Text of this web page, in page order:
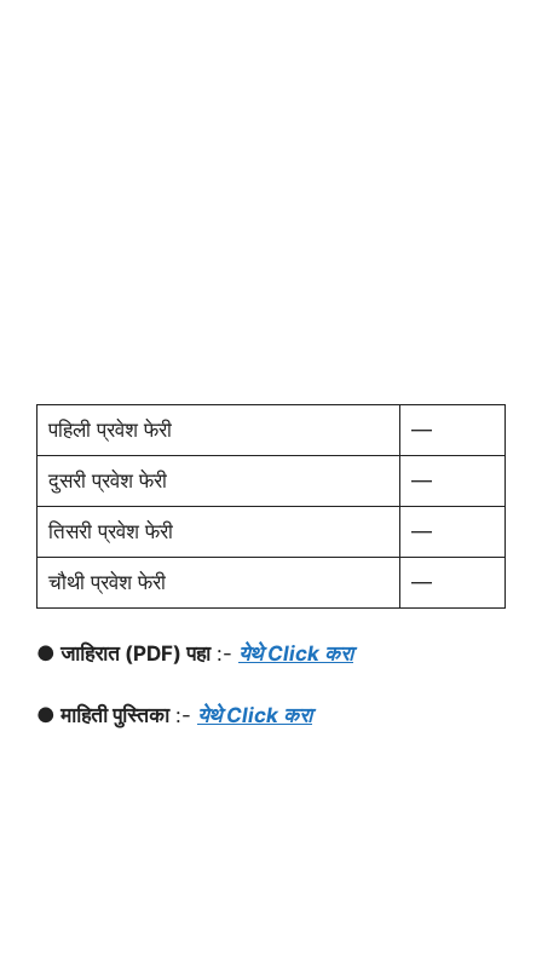
पहिली प्रवेश फेरी —
दुसरी प्रवेश फेरी —
तिसरी प्रवेश फेरी —
चौथी प्रवेश फेरी —
● जाहिरात (PDF) पहा:- येथे Click करा
● माहिती पुस्तिका:- येथे Click करा